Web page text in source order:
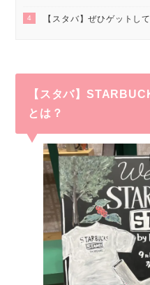
4 【スタバ】ぜひゲットし
【スタバ】
とは？